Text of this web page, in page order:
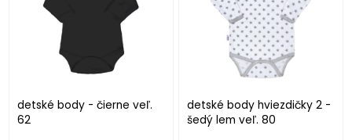
detské body - čierne veľ.
62
detské body hviezdičky 2 -
šedý lem veľ. 80